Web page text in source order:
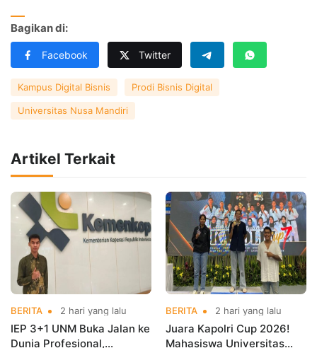
Bagikan di:
Facebook Twitter
Kampus Digital Bisnis Prodi Bisnis Digital
Universitas Nusa Mandiri
Artikel Terkait
BERITA 2 hari yang lalu
IEP 3+1 UNM Buka Jalan ke
Dunia Profesional,
BERITA 2 hari yang lalu
Juara Kapolri Cup 2026!
Mahasiswa Universitas